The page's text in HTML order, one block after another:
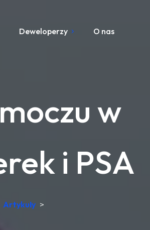
Deweloperzy O nas
w
i PSA
Artykuły >